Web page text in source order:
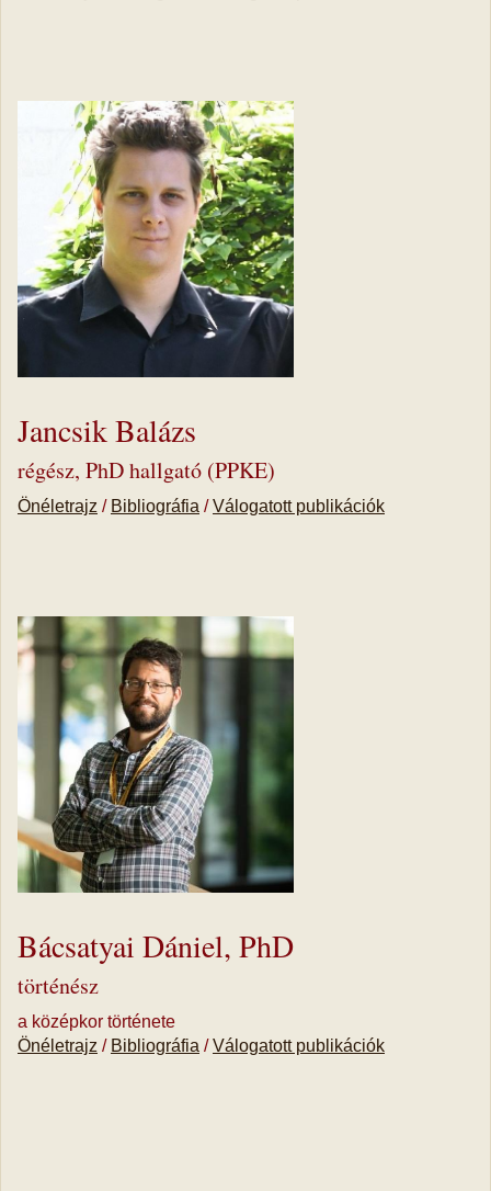
Jancsik Balázs
régész, PhD hallgató (PPKE)
Önéletrajz / Bibliográfia /Válogatott publikációk
Bácsatyai Dániel, PhD
történész
a középkor története
Önéletrajz / Bibliográfia /Válogatott publikációk